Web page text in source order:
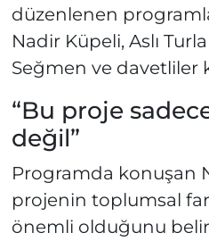
düzenlenen
Nadir Küpeli, Aslı
Seğmen ve davetliler
“Bu proje
değil”
Programda konuşan
projenin toplumsal
önemli olduğunu